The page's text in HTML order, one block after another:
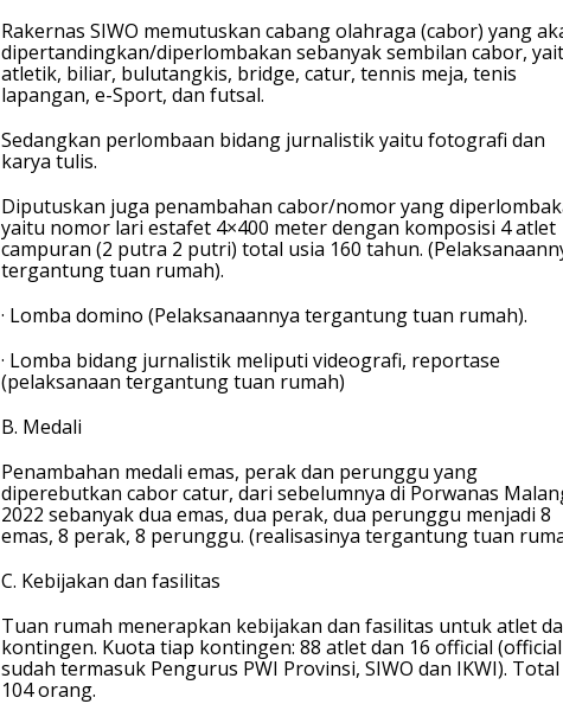
Rakernas SIWO memutuskan cabang olahraga (cabor) yang
dipertandingkan/diperlombakan sebanyak sembilan cabor,
atletik, biliar, bulutangkis, bridge, catur, tennis meja, tenis
lapangan, e-Sport, dan futsal.
Sedangkan perlombaan bidang jurnalistik yaitu fotografi dan
karya tulis.
Diputuskan juga penambahan cabor/nomor yang
yaitu nomor lari estafet 4×400 meter dengan komposisi 4 atlet
campuran (2 putra 2 putri) total usia 160 tahun.
tergantung tuan rumah).
· Lomba domino (Pelaksanaannya tergantung tuan rumah).
· Lomba bidang jurnalistik meliputi videografi, reportase
(pelaksanaan tergantung tuan rumah)
B. Medali
Penambahan medali emas, perak dan perunggu yang
diperebutkan cabor catur, dari sebelumnya di Porwanas
2022 sebanyak dua emas, dua perak, dua perunggu menjadi 8
emas, 8 perak, 8 perunggu. (realisasinya tergantung tuan
C. Kebijakan dan fasilitas
Tuan rumah menerapkan kebijakan dan fasilitas untuk atlet
kontingen. Kuota tiap kontingen: 88 atlet dan 16 official (official
sudah termasuk Pengurus PWI Provinsi, SIWO dan IKWI). Total
104 orang.